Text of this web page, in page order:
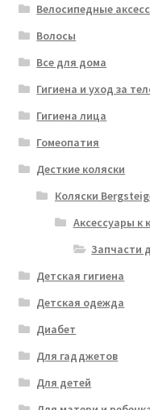
Велосипедные
Волосы
Все для дома
Гигиена и уход за
Гигиена лица
Гомеопатия
Десткие коляски
Коляски
Аксессуары к
Запчасти
Детская гигиена
Детская одежда
Диабет
Для гадджетов
Для детей